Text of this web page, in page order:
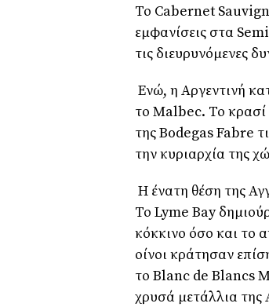
Το Cabernet
εμφανίσεις στα
τις διευρυνόμενες
Ενώ, η Αργεντινή
το Malbec. Το κρασί
τηςBodegas Fabre
την κυριαρχία της
Η ένατη θέση της
Το Lyme Bay
κόκκινο όσο και το
οίνοι κράτησαν
το Blanc de Blancs
χρυσά μετάλλια της